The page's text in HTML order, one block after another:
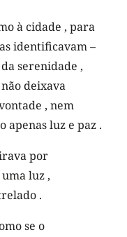
à cidade , para
identificavam –
serenidade ,
deixava
, nem
apenas luz e paz .
por
luz ,
.
se o